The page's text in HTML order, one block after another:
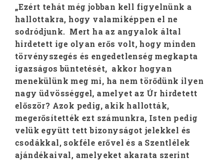
„Ezért tehát még jobban kell figyelnünk a
hallottakra, hogy valamiképpen el ne
sodródjunk. Mert ha az angyalok által
hirdetett ige olyan erős volt, hogy minden
törvényszegés és engedetlenség megkapta
igazságos büntetését, akkor hogyan
menekülünk meg mi, ha nem törődünk ilyen
nagy üdvösséggel, amelyet az Úr hirdetett
először? Azok pedig, akik hallották,
megerősítették ezt számunkra, Isten pedig
velük együtt tett bizonyságot jelekkel és
csodákkal, sokféle erővel és a Szentlélek
ajándékaival, amelyeket akarata szerint